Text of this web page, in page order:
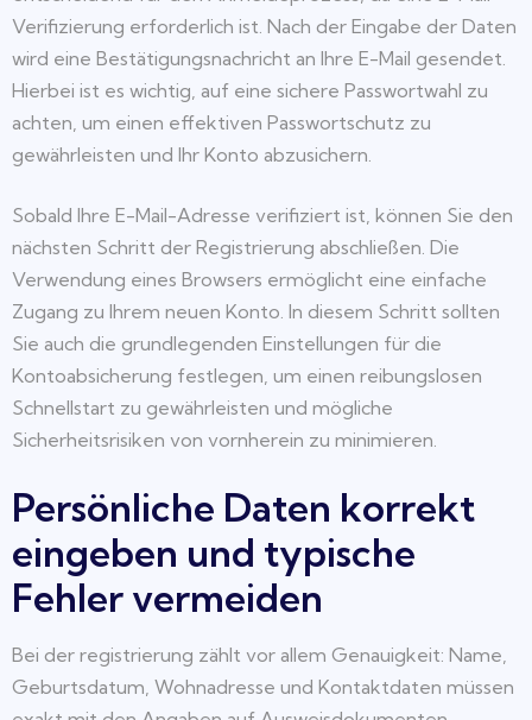
Verifizierung erforderlich ist. Nach der Eingabe der Daten
wird eine Bestätigungsnachricht an Ihre E-Mail gesendet.
Hierbei ist es wichtig, auf eine sichere Passwortwahl zu
achten, um einen effektiven Passwortschutz zu
gewährleisten und Ihr Konto abzusichern.
Sobald Ihre E-Mail-Adresse verifiziert ist, können Sie den
nächsten Schritt der Registrierung abschließen. Die
Verwendung eines Browsers ermöglicht eine einfache
Zugang zu Ihrem neuen Konto. In diesem Schritt sollten
Sie auch die grundlegenden Einstellungen für die
Kontoabsicherung festlegen, um einen reibungslosen
Schnellstart zu gewährleisten und mögliche
Sicherheitsrisiken von vornherein zu minimieren.
Persönliche Daten korrekt
eingeben und typische
Fehler vermeiden
Bei der registrierung zählt vor allem Genauigkeit: Name,
Geburtsdatum, Wohnadresse und Kontaktdaten müssen